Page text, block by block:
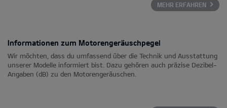
MEHR ERFAHREN
Informationen zum Motorengeräuschpegel
Wir möchten, dass du umfassend über die Technik und Ausstattung
unserer Modelle informiert bist. Dazu gehören auch präzise Dezibel-
Angaben (dB) zu den Motorengeräuschen.